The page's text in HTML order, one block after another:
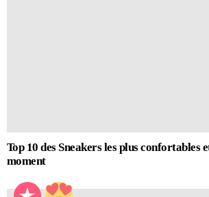
Top 10 des Sneakers les plus confortables
moment